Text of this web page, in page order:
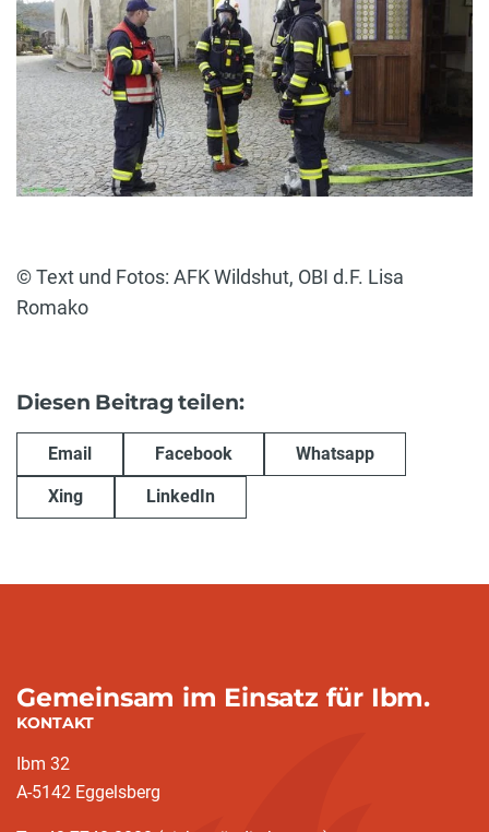
© Text und Fotos: AFK Wildshut, OBI d.F. Lisa
Romako
Diesen Beitrag teilen:
Email Facebook Whatsapp
Xing LinkedIn
Gemeinsam im Einsatz für Ibm.
KONTAKT
Ibm 32
A-5142 Eggelsberg